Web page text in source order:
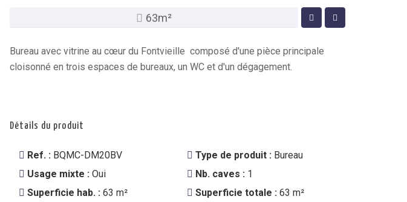
63m²
Bureau avec vitrine au cœur du Fontvieille composé d'une pièce principale
cloisonné en trois espaces de bureaux, un WC et d'un dégagement.
Détails du produit
Ref. : BQMC-DM20BV Type de produit : Bureau
Usage mixte : Oui Nb. caves : 1
Superficie hab. : 63 m² Superficie totale : 63 m²